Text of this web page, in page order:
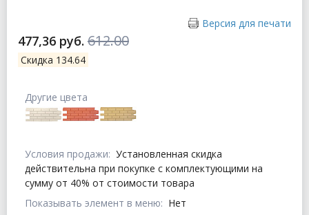
Версия для печати
477,36 руб. 612.00
Скидка 134.64
Условия продажи: Установленная скидка
действительна при покупке с комплектующими на
сумму от 40% от стоимости товара
Показывать элемент в меню: Нет
Другие цвета